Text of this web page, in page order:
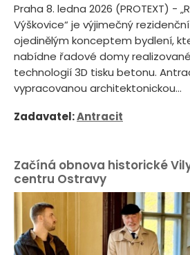
Praha 8. ledna 2026 (PROTEXT) -
Výškovice“ je výjimečný
ojedinělým konceptem bydlení,
nabídne řadové domy
technologií 3D tisku betonu.
vypracovanou architektonickou...
Zadavatel:Antracit
Začíná obnova historické
centru Ostravy